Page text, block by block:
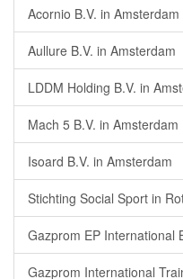
Acornio B.V. in Amsterdam
Aullure B.V. in Amsterdam
LDDM Holding B.V. in
Mach 5 B.V. in Amsterdam
Isoard B.V. in Amsterdam
Stichting Social Sport in
Gazprom EP International
Gazprom International